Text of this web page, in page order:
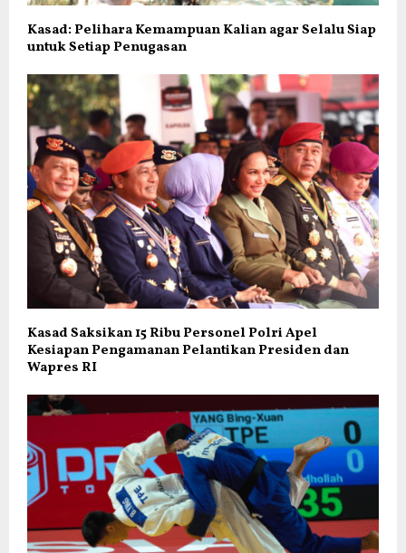
Kasad: Pelihara Kemampuan Kalian agar Selalu Siap
untuk Setiap Penugasan
Kasad Saksikan 15 Ribu Personel Polri Apel
Kesiapan Pengamanan Pelantikan Presiden dan
Wapres RI